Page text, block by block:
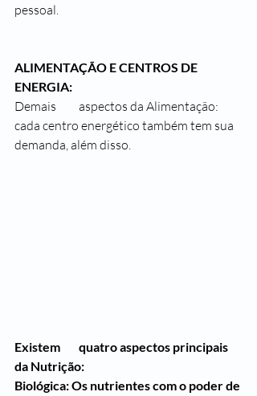
pessoal.
ALIMENTAÇÃO E CENTROS DE
ENERGIA:
Demais 	aspectos da Alimentação:
cada centro energético também tem sua
demanda, além disso.
Existem 	quatro aspectos principais
da Nutrição:
Biológica: Os nutrientes com o poder de